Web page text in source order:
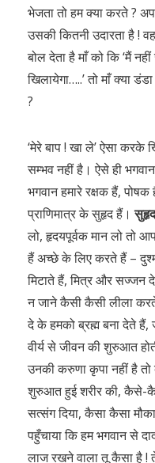
भेजता तो हम क्या करते ?
उसकी कितनी उदारता है !
बोल देता है माँ को कि ‘मैं
खिलायेगा…..’ तो माँ क्या
?
‘मेरे बाप ! खा ले’ ऐसा करके
सम्भव नहीं है। ऐसे ही
भगवान हमारे रक्षक हैं,
प्राणिमात्र के सुहृद हैं।
लो, हृदयपूर्वक मान लो तो
हैं अच्छे के लिए करते हैं –
मिटाते हैं, मित्र और सज्जन
न जाने कैसी कैसी लीला
दे के हमको ब्रह्म बना देते
वीर्य से जीवन की शुरुआत
उनकी करुणा कृपा नहीं है
शुरुआत हुई शरीर की, कैसे-
सत्संग दिया, कैसा कैसा
पहुँचाया कि हम भगवान से
लाज रखने वाला तू कैसा है !